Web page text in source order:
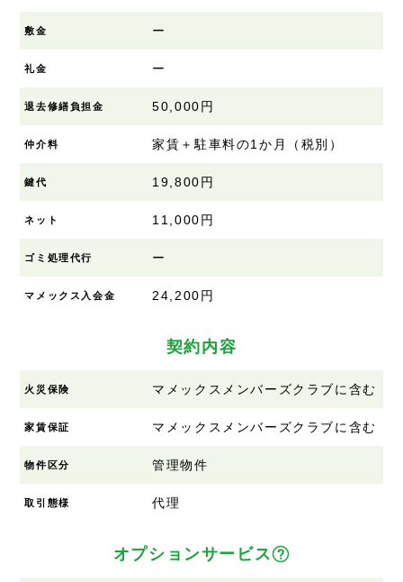
敷金 ー
礼金 ー
退去修繕負担金 50,000円
仲介料 家賃＋駐車料の1か月（税別）
鍵代 19,800円
ネット 11,000円
ゴミ処理代行 ー
マメックス入会金 24,200円
契約内容
火災保険 マメックスメンバーズクラブに含む
家賃保証 マメックスメンバーズクラブに含む
物件区分 管理物件
取引態様 代理
オプションサービス